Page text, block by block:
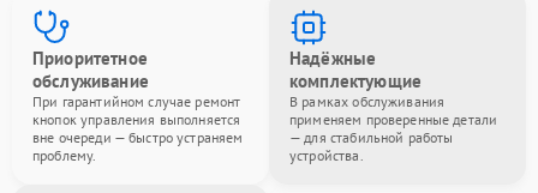
Приоритетное
обслуживание
При гарантийном случае ремонт
кнопок управления выполняется
вне очереди — быстро устраняем
проблему.
Надёжные
комплектующие
В рамках обслуживания
применяем проверенные детали
— для стабильной работы
устройства.